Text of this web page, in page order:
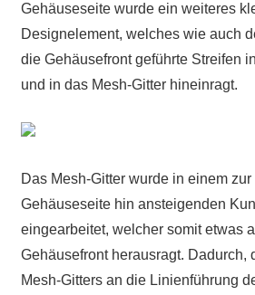
Gehäuseseite wurde ein weiteres
Designelement, welches wie auch
die Gehäusefront geführte Streifen
und in das Mesh-Gitter hineinragt.
Das Mesh-Gitter wurde in einem zur
Gehäuseseite hin ansteigenden
eingearbeitet, welcher somit etwas
Gehäusefront herausragt. Dadurch,
Mesh-Gitters an die Linienführung